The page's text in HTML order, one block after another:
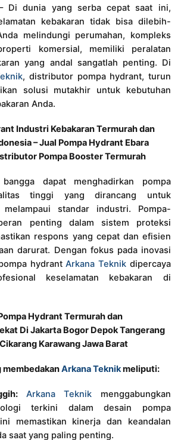
Di dunia yang serba cepat saat ini,
kebakaran tidak bisa dilebih-
melindungi perumahan, kompleks
komersial, memiliki peralatan
yang andal sangatlah penting. Di
, distributor pompa hydrant, turun
solusi mutakhir untuk kebutuhan
Anda.
Industri Kebakaran Termurah dan
– Jual Pompa Hydrant Ebara
Pompa Booster Termurah
dapat menghadirkan pompa
tinggi yang dirancang untuk
standar industri. Pompa-
penting dalam sistem proteksi
respons yang cepat dan efisien
darurat. Dengan fokus pada inovasi
hydrantArkana Teknikdipercaya
keselamatan kebakaran di
Hydrant Termurah dan
Di Jakarta Bogor Depok Tangerang
Karawang Jawa Barat
membedakanArkana Teknikmeliputi:
Arkana Teknik menggabungkan
terkini dalam desain pompa
memastikan kinerja dan keandalan
saat yang paling penting.